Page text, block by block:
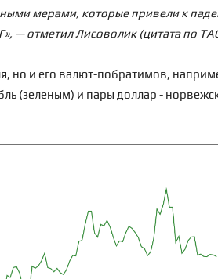
мерами, которые привели к
— отметил Лисоволик (цитата по
но и его валют-побратимов,
(зеленым) и пары доллар -